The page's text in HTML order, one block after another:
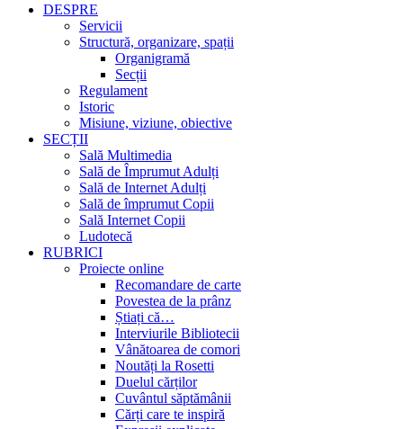
DESPRE
Servicii
Structură, organizare, spații
Organigramă
Secții
Regulament
Istoric
Misiune, viziune, obiective
SECȚII
Sală Multimedia
Sală de Împrumut Adulți
Sală de Internet Adulți
Sală de împrumut Copii
Sală Internet Copii
Ludotecă
RUBRICI
Proiecte online
Recomandare de carte
Povestea de la prânz
Știați că…
Interviurile Bibliotecii
Vânătoarea de comori
Noutăți la Rosetti
Duelul cărților
Cuvântul săptămânii
Cărți care te inspiră